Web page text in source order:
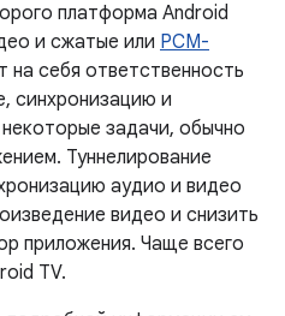
платформа Android
и сжатые или PCM-
на себя ответственность
синхронизацию и
задачи, обычно
Туннелирование
аудио и видео
видео и снизить
приложения. Чаще всего
TV.